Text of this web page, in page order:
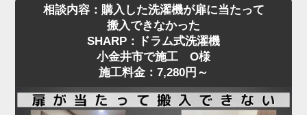
配管の問題でトラブルになりやすい作業です。ご自
身での無理な設置は事故や水漏れの原因にもなりま
すので、専門の業者にお任せいただくのが安心で
す。お困りの際は、ぜひお気軽にご相談ください。
濯パンと本体のサイズがギリギリで、引っ越し業者
から「設置はできない」と断られてしまった…そん
なご相談を、小金井市で施工をご依頼いただいたT
様からいただきました。設置予定のAQUA製ドラム
式洗濯機は、洗面台・壁・ドア枠の間にピタリと収
める必要があり、数センチの誤差も許されない状況
相談内容：購入した洗濯機が扉に当たって
搬入できなかった
SHARP：ドラム式洗濯機
小金井市で施工 O様
施工料金：7,280円～